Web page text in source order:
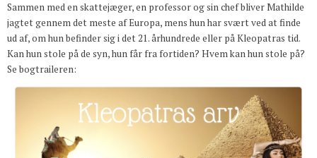
Sammen med en skattejæger, en professor og sin chef bliver Mathilde
jagtet gennem det meste af Europa, mens hun har svært ved at finde
ud af, om hun befinder sig i det 21. århundrede eller på Kleopatras tid.
Kan hun stole på de syn, hun får fra fortiden? Hvem kan hun stole på?
Se bogtraileren: